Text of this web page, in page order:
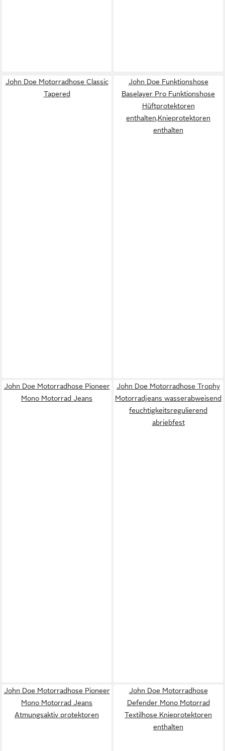
John Doe Motorradhose Classic
Tapered
John Doe Funktionshose
Baselayer Pro Funktionshose
Hüftprotektoren
enthalten,Knieprotektoren
enthalten
John Doe Motorradhose Pioneer
Mono Motorrad Jeans
John Doe Motorradhose Trophy
Motorradjeans wasserabweisend
feuchtigkeitsregulierend
abriebfest
John Doe Motorradhose Pioneer
Mono Motorrad Jeans
Atmungsaktiv protektoren
John Doe Motorradhose
Defender Mono Motorrad
Textilhose Knieprotektoren
enthalten